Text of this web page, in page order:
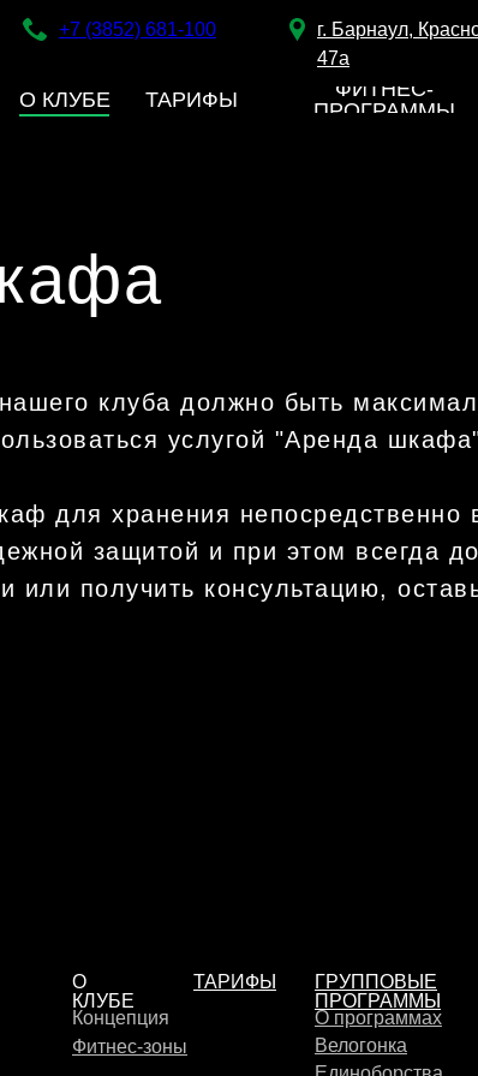
+7 (3852) 681-100
г. Барнаул,
47а
О КЛУБЕ ТАРИФЫ
ФИТНЕС-
ПРОГРАММЫ
клуба должно быть
услугой "Аренда
для хранения непосредственно
защитой и при этом всегда
или получить консультацию,
ГРУППОВЫЕ
ПРОГРАММЫ
ТАРИФЫ
О
КЛУБЕ
Концепция
Велогонка
Фитнес-зоны
О программах